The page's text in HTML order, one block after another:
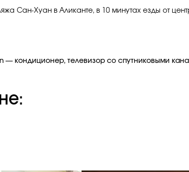
Сан-Хуан в Аликанте, в 10 минутах езды от
— кондиционер, телевизор со спутниковыми